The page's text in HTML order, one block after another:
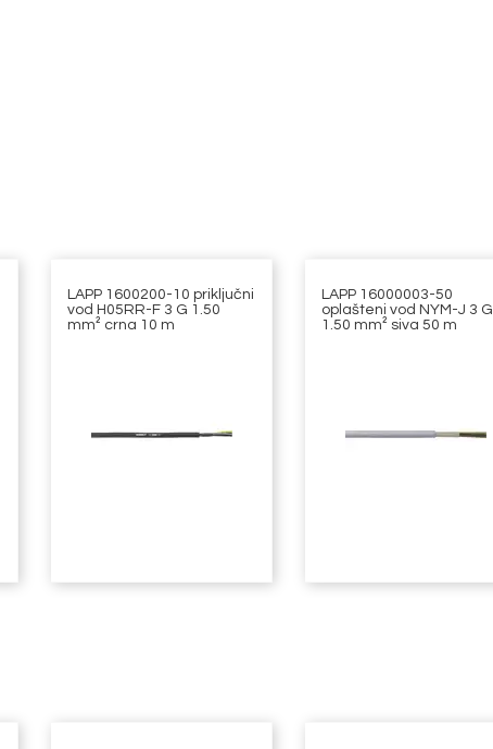
LAPP 1600200-10 priključni
vod H05RR-F 3 G 1.50
mm² crna 10 m
LAPP 16000003-50
oplašteni vod NYM-J 3 G
1.50 mm² siva 50 m